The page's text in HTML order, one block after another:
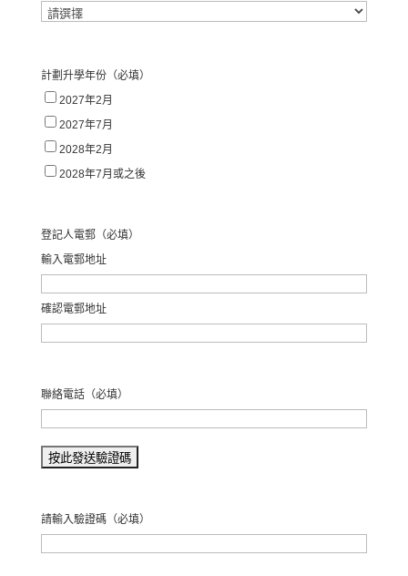
計劃升學年份（必填）
2027年2月
2027年7月
2028年2月
2028年7月或之後
登記人電郵（必填）
輸入電郵地址
確認電郵地址
聯絡電話（必填）
請輸入驗證碼（必填）